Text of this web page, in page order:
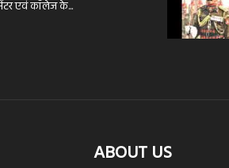
एवं कॉलेज के...
ABOUT US